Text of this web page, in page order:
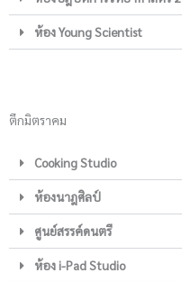
ห้อง Young Scientist
ตึกมิตราคม
Cooking Studio
ห้องนาฎศิลป์
ศูนย์สรรค์ดนตรี
ห้อง i-Pad Studio